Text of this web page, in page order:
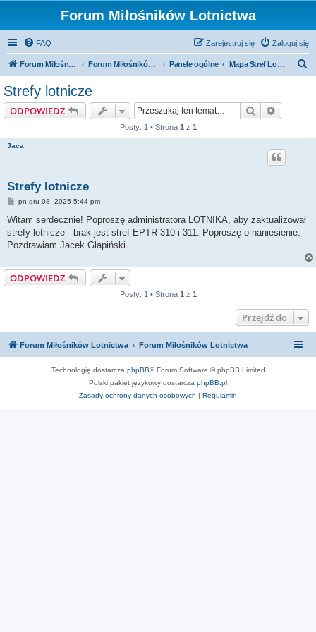
Forum Miłośników Lotnictwa
FAQ Zaloguj się
Zarejestruj się
Forum Miłośników Lotnictwa Forum Miłośników Lotnictwa Panele ogólne Mapa Stref Lotniczych
Strefy lotnicze
ODPOWIEDZ Szukaj
Posty: 1 • Strona 1 z 1
Jaca
Strefy lotnicze
P
s
pn gru 08, 2025 5:44 pm
Witam serdecznie! Poproszę administratora LOTNIKA, aby zaktualizował
strefy lotnicze - brak jest stref EPTR 310 i 311. Poproszę o naniesienie.
Pozdrawiam Jacek Glapiński
ODPOWIEDZ
Posty: 1 • Strona 1 z 1
Przejdź do
Forum Miłośników Lotnictwa Forum Miłośników Lotnictwa
Technologię dostarcza phpBB® Forum Software © phpBB Limited
Polski pakiet językowy dostarcza phpBB.pl
Zasady ochrony danych osobowych | Regulamin